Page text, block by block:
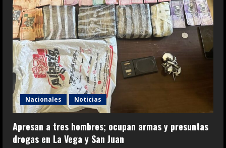
Nacionales Noticias
Apresan a tres hombres; ocupan armas y presuntas
drogas en La Vega y San Juan